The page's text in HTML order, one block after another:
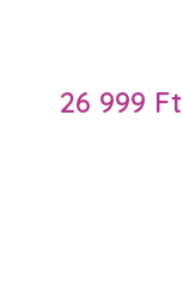
26 999 Ft